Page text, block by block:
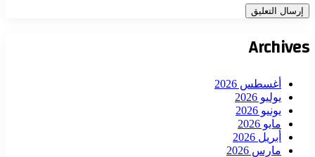
Archives
أغسطس 2026
يوليو 2026
يونيو 2026
مايو 2026
أبريل 2026
مارس 2026